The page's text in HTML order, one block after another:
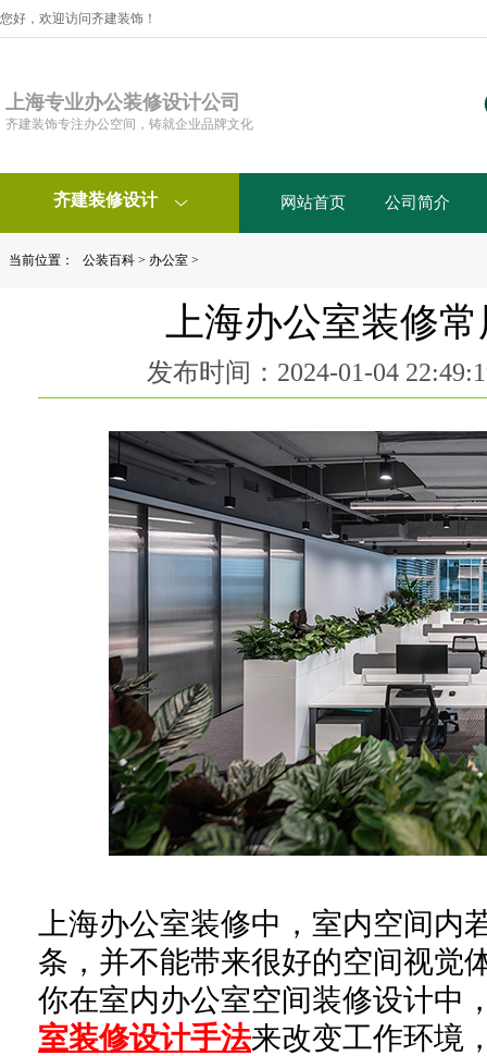
您好，欢迎访问齐建装饰！
上海专业办公装修设计公司
齐建装饰专注办公空间，铸就企业品牌文化
齐建装修设计  网站首页 公司简介
当前位置： 公装百科 > 办公室 >
上海办公室装修
发布时间：2024-01-04
上海办公室装修中，室内空间
条，并不能带来很好的空间视觉
你在室内办公室空间装修设计中
室装修设计手法来改变工作环境